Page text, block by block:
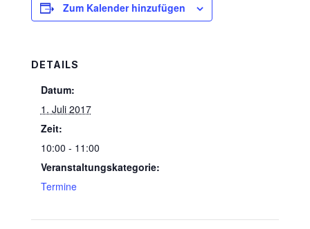
Zum Kalender hinzufügen
DETAILS
Datum:
1. Juli 2017
Zeit:
10:00 - 11:00
Veranstaltungskategorie:
Termine